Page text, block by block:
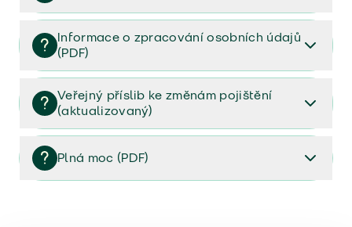
Sazebník poplatků a odměn (PDF)
Informace o zpracování osobních údajů
(PDF)
Informace o zpracování osobních údajů (PDF)
Veřejný příslib ke změnám pojištění
(aktualizovaný)
Veřejný příslib ke změnám pojištění (aktualizovaný)
Plná moc (PDF)